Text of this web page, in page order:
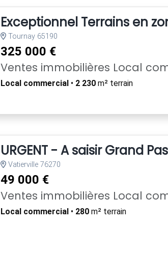
Exceptionnel Terrains en
Tournay 65190
325 000 €
Ventes immobilières Local
Local commercial • 2 230m² terrain
URGENT - A saisir Grand
Vatierville 76270
49 000 €
Ventes immobilières Local
Local commercial• 280m² terrain